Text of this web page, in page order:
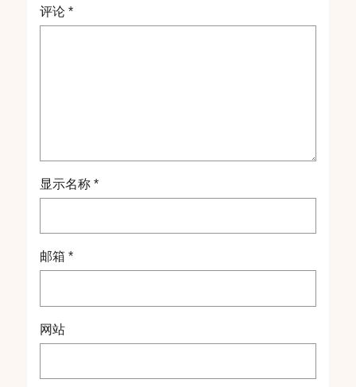
评论 *
显示名称 *
邮箱 *
网站